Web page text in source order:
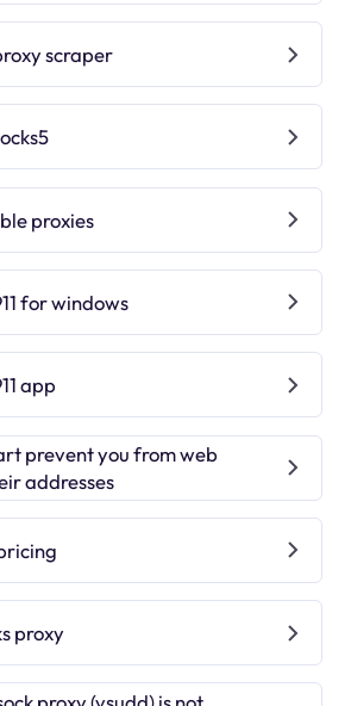
scraper
proxies
for windows
app
prevent you from web
addresses
proxy